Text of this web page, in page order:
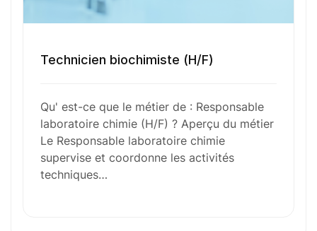
Numéro de téléphone
Votre CV
Glisser & déposer les fichiers ici
Technicien biochimiste (H/F)
Qu' est-ce que le métier de : Responsable
laboratoire chimie (H/F) ? Aperçu du métier
Le Responsable laboratoire chimie
supervise et coordonne les activités
techniques…